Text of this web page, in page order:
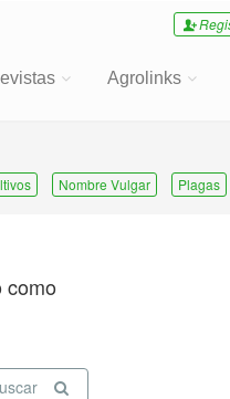
Agrolinks
Nombre Vulgar Plagas
como